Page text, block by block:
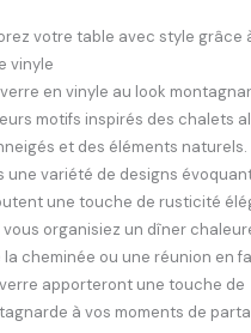
votre table avec style grâce
vinyle
en vinyle au look
motifs inspirés des chalets
et des éléments naturels.
une variété de designs
une touche de rusticité
organisiez un dîner
cheminée ou une réunion en
apporteront une touche de
à vos moments de